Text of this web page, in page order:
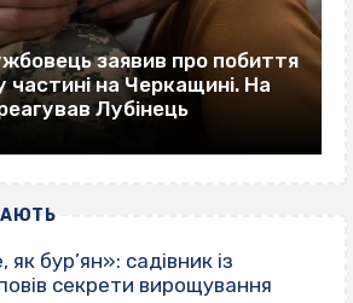
заявив про побиття
частині на Черкащині. На
Лубінець
бур’ян»: садівник із
секрети вирощування